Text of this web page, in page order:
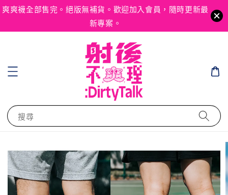
爽爽襪全部售完。絕版無補貨。歡迎加入會員，隨時更新最
新專案。
搜尋